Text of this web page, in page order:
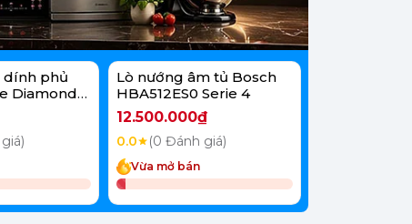
dính phủ
Diamond
Lò nướng âm tủ Bosch
HBA512ES0 Serie 4
12.500.000₫
0.0 (0 Đánh giá)
Vừa mở bán